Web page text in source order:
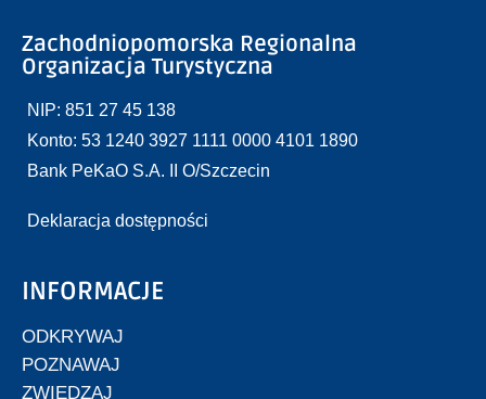
Zachodniopomorska Regionalna
Organizacja Turystyczna
NIP: 851 27 45 138
Konto: 53 1240 3927 1111 0000 4101 1890
Bank PeKaO S.A. II O/Szczecin
Deklaracja dostępności
INFORMACJE
ODKRYWAJ
POZNAWAJ
ZWIEDZAJ